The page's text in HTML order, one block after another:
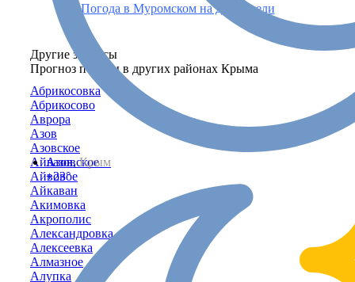
Азов,Крым
+23°
Погода в Муромском на две недели
Другие запросы
Прогноз погоды в других районах Крыма
Абрикосовка
Абрикосово
Аврора
Азов
Азовское
Айвазовское
Айвовое
Айкаван
Акимовка
Акрополис
Александровка
Алексеевка
Алмазное
Алупка